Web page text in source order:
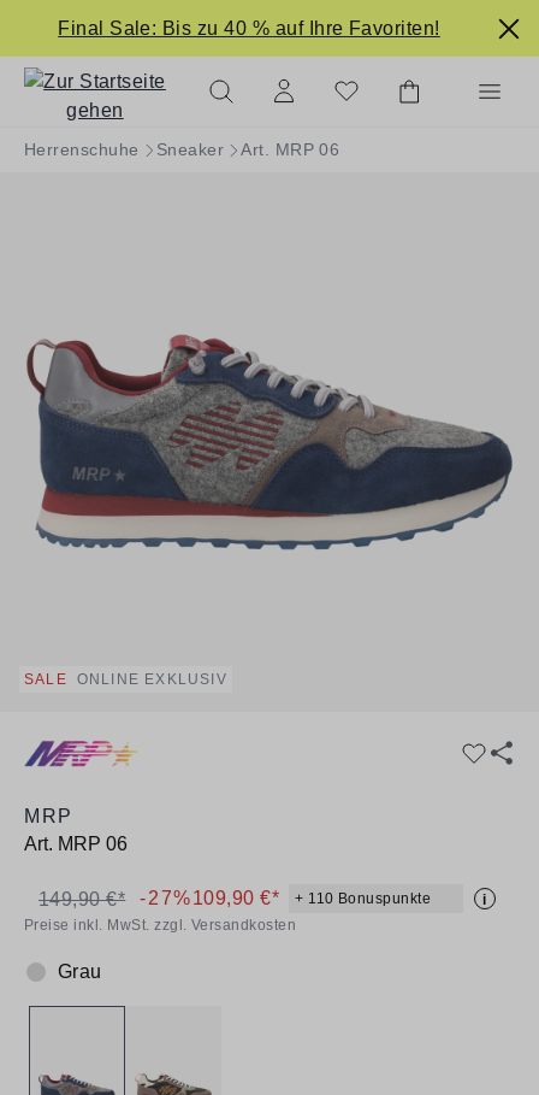
springen
Final Sale: Bis zu 40 % auf Ihre Favoriten!
Herrenschuhe Sneaker Art. MRP 06
SALE ONLINE EXKLUSIV
MRP
Art. MRP 06
109,90 €* + 110 Bonuspunkte i
149,90 €* -27%
Preise inkl. MwSt. zzgl. Versandkosten
Farbe:
Grau